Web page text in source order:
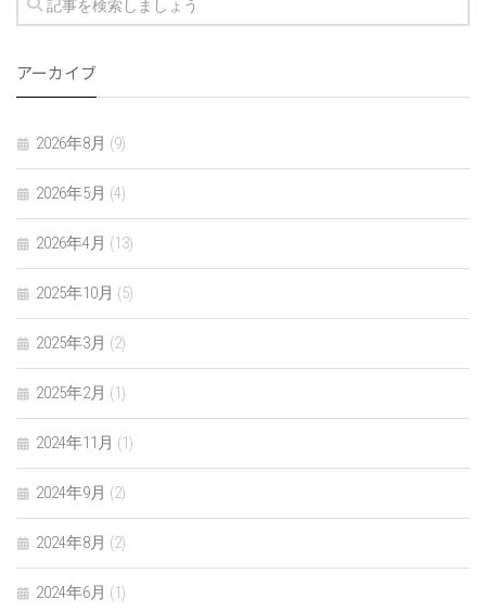
アーカイブ
2026年8月 (9)
2026年5月 (4)
2026年4月 (13)
2025年10月 (5)
2025年3月 (2)
2025年2月 (1)
2024年11月 (1)
2024年9月 (2)
2024年8月 (2)
2024年6月 (1)